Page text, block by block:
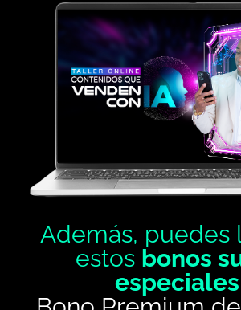
Además, puedes
estos bonos